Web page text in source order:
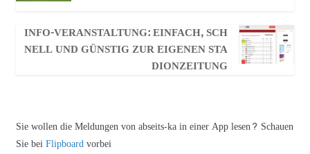
INFO-VERANSTALTUNG: EINFACH, SCH
NELL UND GÜNSTIG ZUR EIGENEN STA
DIONZEITUNG
Sie wollen die Meldungen von abseits-ka in einer App lesen? Schauen
Sie beiFlipboardvorbei